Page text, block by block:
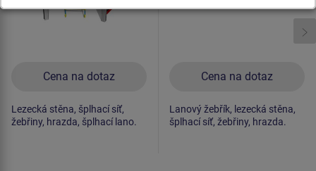
Cena na dotaz
Lezecká stěna, šplhací síť,
žebřiny, hrazda, šplhací lano.
Cena na dotaz
Lanový žebřík, lezecká stěna,
šplhací síť, žebřiny, hrazda.